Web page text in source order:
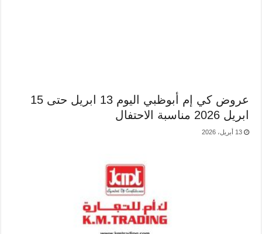
عروض كي إم أبوظبي اليوم 13 ابريل حتى 15
ابريل 2026 مناسبة الاحتفال
13 أبريل، 2026